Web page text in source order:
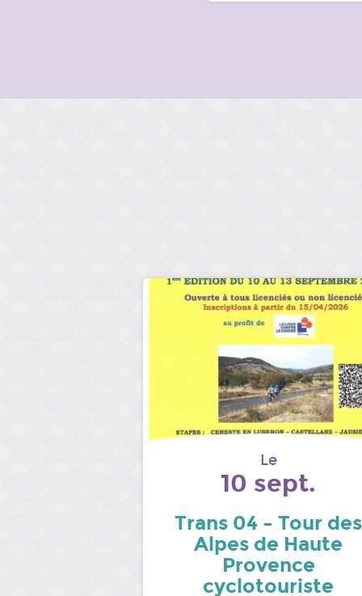
Le
10 sept.
Trans 04 – Tour des
Alpes de Haute
Provence
cyclotouriste